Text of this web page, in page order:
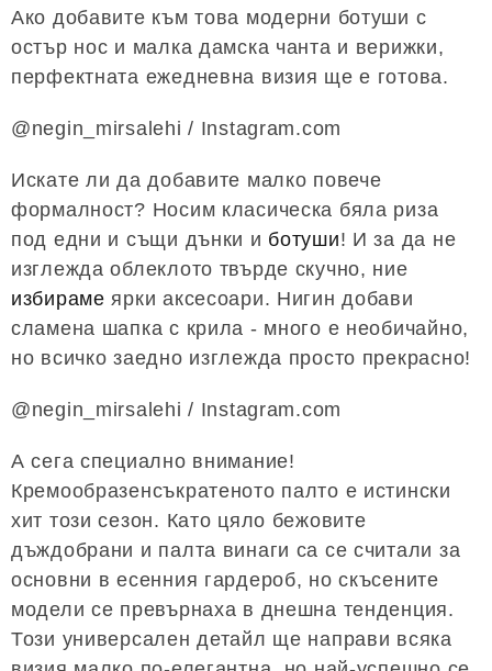
Ако добавите към това модерни ботуши с
остър нос и малка дамска чанта и верижки,
перфектната ежедневна визия ще е готова.
@negin_mirsalehi / Instagram.com
Искате ли да добавите малко повече
формалност? Носим класическа бяла риза
под едни и същи дънки и ботуши! И за да не
изглежда облеклото твърде скучно, ние
избираме ярки аксесоари. Нигин добави
сламена шапка с крила - много е необичайно,
но всичко заедно изглежда просто прекрасно!
@negin_mirsalehi / Instagram.com
А сега специално внимание!
Кремообразенсъкратеното палто е истински
хит този сезон. Като цяло бежовите
дъждобрани и палта винаги са се считали за
основни в есенния гардероб, но скъсените
модели се превърнаха в днешна тенденция.
Този универсален детайл ще направи всяка